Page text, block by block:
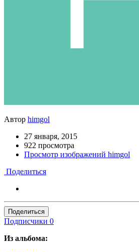
Автор himgol
27 января, 2015
922 просмотра
Просмотр изображений himgol
Поделиться
Поделиться
Подписчики 0
Из альбома: